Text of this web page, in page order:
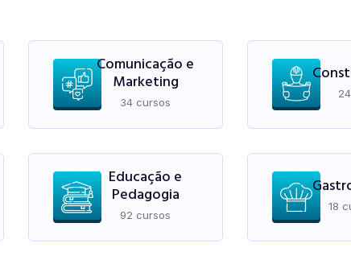
Comunicação e
Marketing
34 cursos
Educação e
Pedagogia
92 cursos
18